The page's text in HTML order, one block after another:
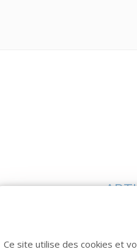
la même famille de produits,
Ce site utilise des cookies et